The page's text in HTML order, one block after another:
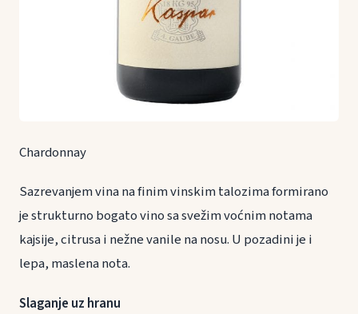
Chardonnay
Sazrevanjem vina na finim vinskim talozima formirano
je strukturno bogato vino sa svežim voćnim notama
kajsije, citrusa i nežne vanile na nosu. U pozadini je i
lepa, maslena nota.
Slaganje uz hranu